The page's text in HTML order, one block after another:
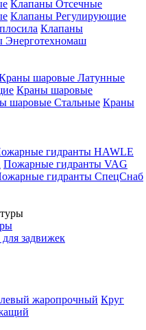
Клапаны Отсечные
Клапаны Регулирующие
Клапаны
Энерготехномаш
шаровые Латунные
Краны шаровые
шаровые Стальные Краны
гидранты HAWLE
Пожарные гидранты VAG
гидранты СпецСнаб
задвижек
жаропрочный Круг